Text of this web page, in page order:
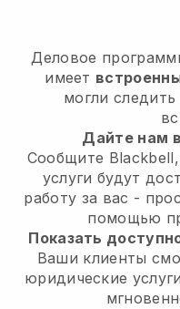
Деловое
имеет
могли
Дайте нам
Сообщите
услуги будут
работу за вас -
помощью
Показать
Ваши клиенты
юридические